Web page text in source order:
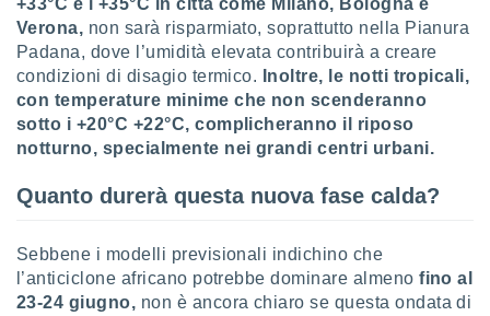
e
per la
dei
la
del
+33°C e i +35°C in città come Milano, Bologna e
Verona, non sarà risparmiato, soprattutto nella Pianura
Padana, dove l’umidità elevata contribuirà a creare
condizioni di disagio termico.
Inoltre, le notti tropicali,
con temperature minime che non scenderanno
sotto i +20°C +22°C, complicheranno il riposo
notturno, specialmente nei grandi centri urbani.
Quanto durerà questa nuova fase calda?
Sebbene i modelli previsionali indichino che
l’anticiclone africano potrebbe dominare almenofino al
23-24 giugno, non è ancora chiaro se questa ondata di